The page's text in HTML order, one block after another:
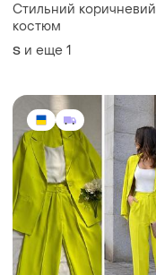
Стильний коричневий
костюм
S и еще 1